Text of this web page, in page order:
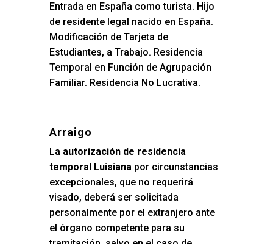
Entrada en España como turista. Hijo
de residente legal nacido en España.
Modificación de Tarjeta de
Estudiantes, a Trabajo. Residencia
Temporal en Función de Agrupación
Familiar. Residencia No Lucrativa.
Arraigo
La autorización de residencia
temporal Luisianapor circunstancias
excepcionales, que no requerirá
visado, deberá ser solicitada
personalmente por el extranjero ante
el órgano competente para su